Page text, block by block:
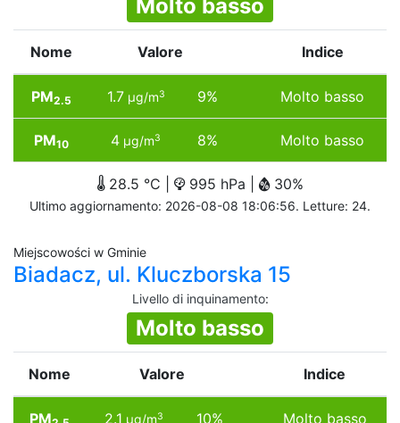
Molto basso
Nome Valore Indice
PM2.5 1.7µg/m3 9% Molto basso
PM10 4 µg/m3 8% Molto basso
28.5 °C | 995 hPa | 30%
Ultimo aggiornamento: 2026-08-08 18:06:56. Letture: 24.
Miejscowości w Gminie
Biadacz, ul. Kluczborska 15
Livello di inquinamento:
Molto basso
Nome Valore Indice
PM 2.1 µg/m3 10% Molto basso